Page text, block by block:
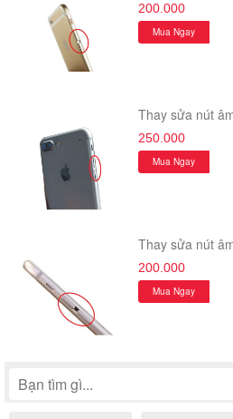
200.000
Mua Ngay
Thay sửa nút
250.000
Mua Ngay
Thay sửa nút
200.000
Mua Ngay